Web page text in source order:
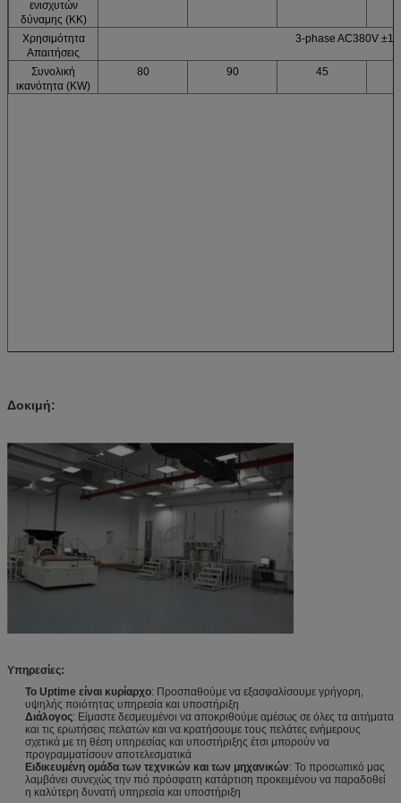
ενισχυτών
δύναμης (ΚΚ)
Χρησιμότητα
Απαιτήσεις
3-phase AC380V
Συνολική
ικανότητα (KW)
80 90 45
Δοκιμή:
Υπηρεσίες:
Το Uptime είναι κυρίαρχο: Προσπαθούμε να εξασφαλίσουμε γρήγορη,
υψηλής ποιότητας υπηρεσία και υποστήριξη
Διάλογος: Είμαστε δεσμευμένοι να αποκριθούμε αμέσως σε όλες τα αιτήματα
και τις ερωτήσεις πελατών και να κρατήσουμε τους πελάτες ενήμερους
σχετικά με τη θέση υπηρεσίας και υποστήριξης έτσι μπορούν να
προγραμματίσουν αποτελεσματικά
Ειδικευμένη ομάδα των τεχνικών και των μηχανικών: Το προσωπικό μας
λαμβάνει συνεχώς την πιό πρόσφατη κατάρτιση προκειμένου να παραδοθεί
η καλύτερη δυνατή υπηρεσία και υποστήριξη